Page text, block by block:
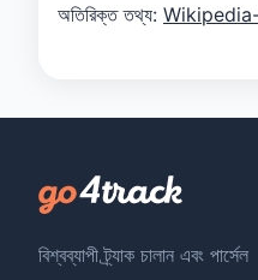
অতিরিক্ত তথ্য: Wikipedia-
বিশ্বব্যাপী ট্র্যাক চালান এবং পার্সেল